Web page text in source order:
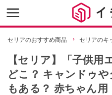
セリアのおすすめ商品 セリアのキ
【セリア】「子供用
どこ？ キャンドゥ
もある？ 赤ちゃん用